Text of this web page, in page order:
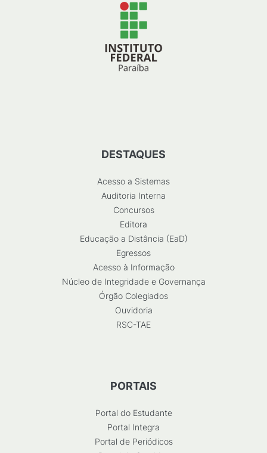
DESTAQUES
Acesso a Sistemas
Auditoria Interna
Concursos
Editora
Educação a Distância (EaD)
Egressos
Acesso à Informação
Núcleo de Integridade e Governança
Órgão Colegiados
Ouvidoria
RSC-TAE
PORTAIS
Portal do Estudante
Portal Integra
Portal de Periódicos